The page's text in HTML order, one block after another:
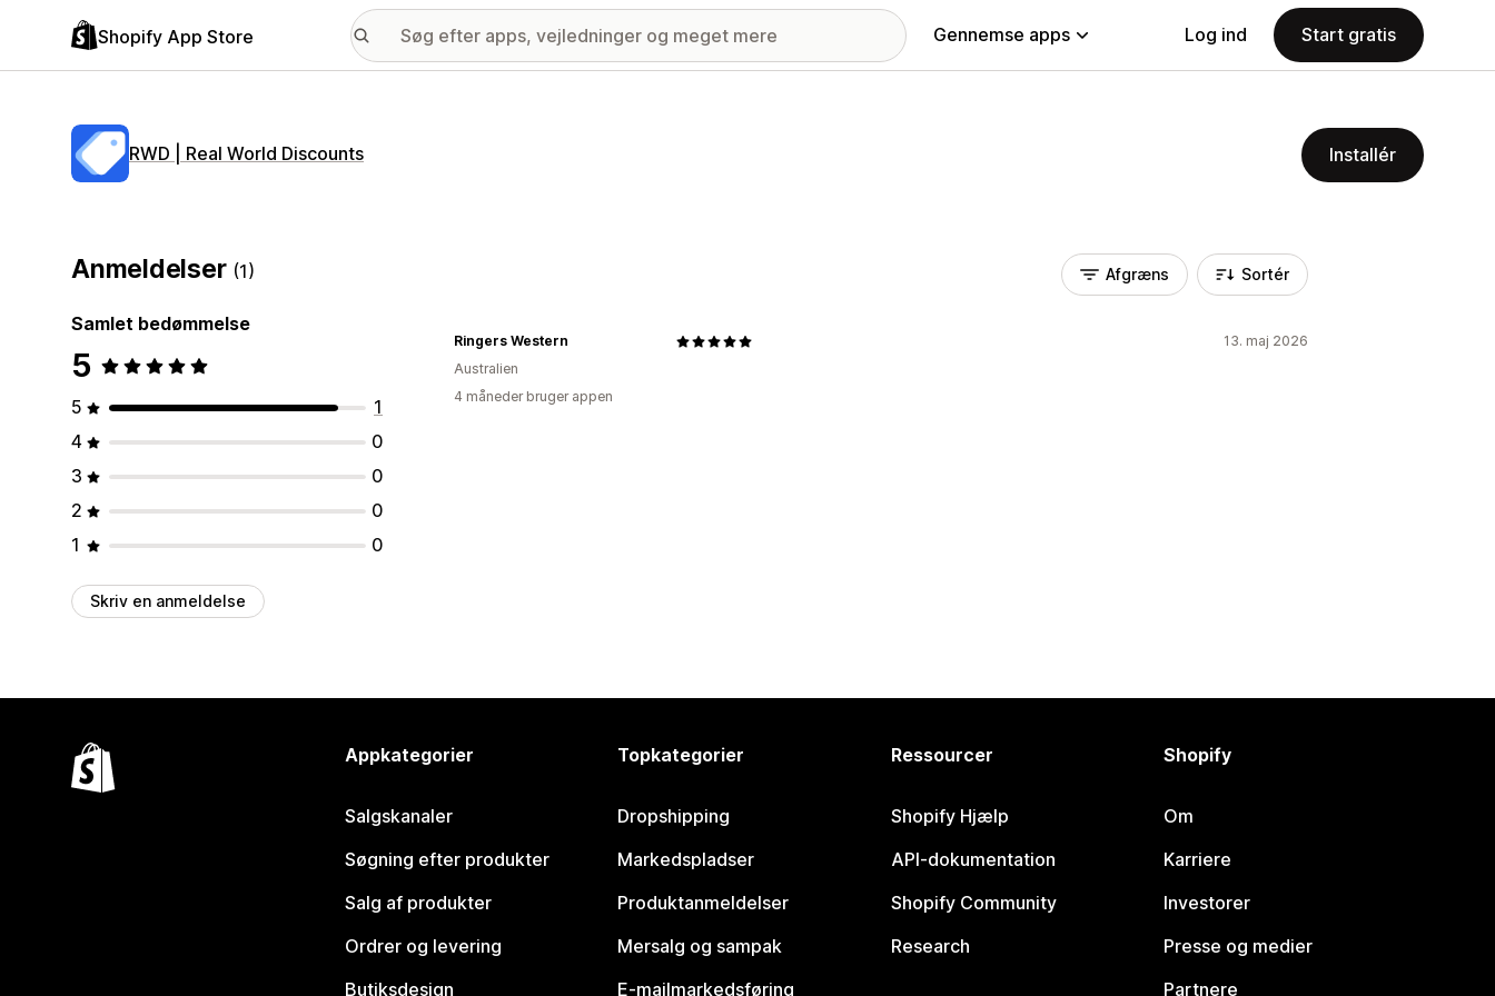
Shopify App Store Gennemse apps Log ind Start gratis
RWD | Real World Discounts Installér
Anmeldelser (1)
Samlet bedømmelse
5
5
1
4
0
3
0
2
0
1
0
Skriv en anmeldelse
Afgræns Sortér
13. maj 2026
Ringers Western
Australien
4 måneder bruger appen
Appkategorier
Salgskanaler
Søgning efter produkter
Salg af produkter
Ordrer og levering
Butiksdesign
Topkategorier
Dropshipping
Markedspladser
Produktanmeldelser
Mersalg og sampak
E-mailmarkedsføring
Ressourcer
Shopify Hjælp
API-dokumentation
Shopify Community
Research
Shopify
Om
Karriere
Investorer
Presse og medier
Partnere